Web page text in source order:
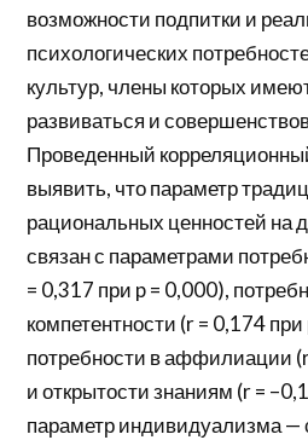
возможности подпитки и
психологических
культур, члены которых
развиваться и
Проведенный
выявить, что параметр
рациональных ценностей на
связан с параметрами
= 0,317 при p = 0,000),
компетентности (r = 0,174
потребности в аффилиации
и открытости знаниям (r =
параметр индивидуализма —